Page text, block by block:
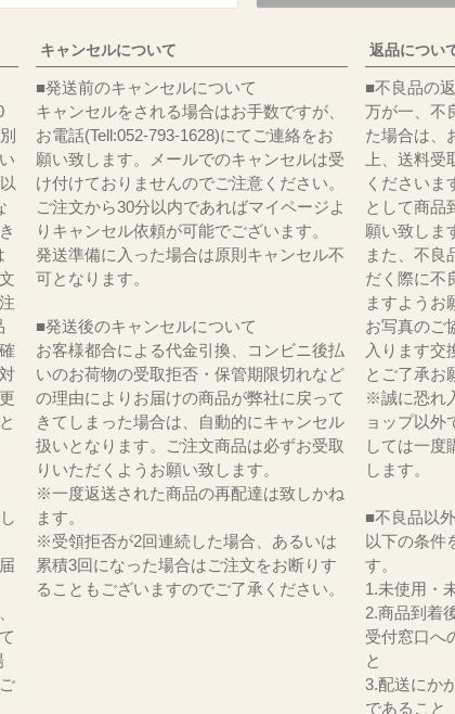
キャンセルについて
■発送前のキャンセルについて
キャンセルをされる場合はお手数ですが、
お電話(Tell:052-793-1628)にてご連絡をお
願い致します。メールでのキャンセルは受
け付けておりませんのでご注意ください。
ご注文から30分以内であればマイページよ
りキャンセル依頼が可能でございます。
発送準備に入った場合は原則キャンセル不
可となります。
■発送後のキャンセルについて
お客様都合による代金引換、コンビニ後払
いのお荷物の受取拒否・保管期限切れなど
の理由によりお届けの商品が弊社に戻って
きてしまった場合は、自動的にキャンセル
扱いとなります。ご注文商品は必ずお受取
りいただくようお願い致します。
※一度返送された商品の再配達は致しかね
ます。
※受領拒否が2回連続した場合、あるいは
累積3回になった場合はご注文をお断りす
ることもございますのでご了承ください。
返品につい
■不良品の
万が一、不
た場合は、
上、送料
くださいま
として商品
願い致しま
また、不良
だく際に不
ますようお
お写真のご
入ります交
とご了承お
※誠に恐れ
ョップ以外
しては一度
します。
■不良品以
以下の条件
す。
1.未使用・
2.商品到着
受付窓口へ
と
3.配送にか
であること